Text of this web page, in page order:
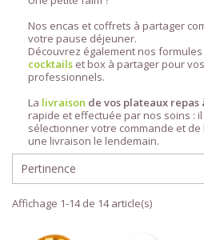
Nos encas et coffrets à partager
votre pause déjeuner.
Découvrez également nos
cocktails et box à partager pour
professionnels.
La livraison de vos plateaux repas
rapide et effectuée par nos soins :
sélectionner votre commande et
une livraison le lendemain.
Pertinence
Affichage 1-14 de 14 article(s)